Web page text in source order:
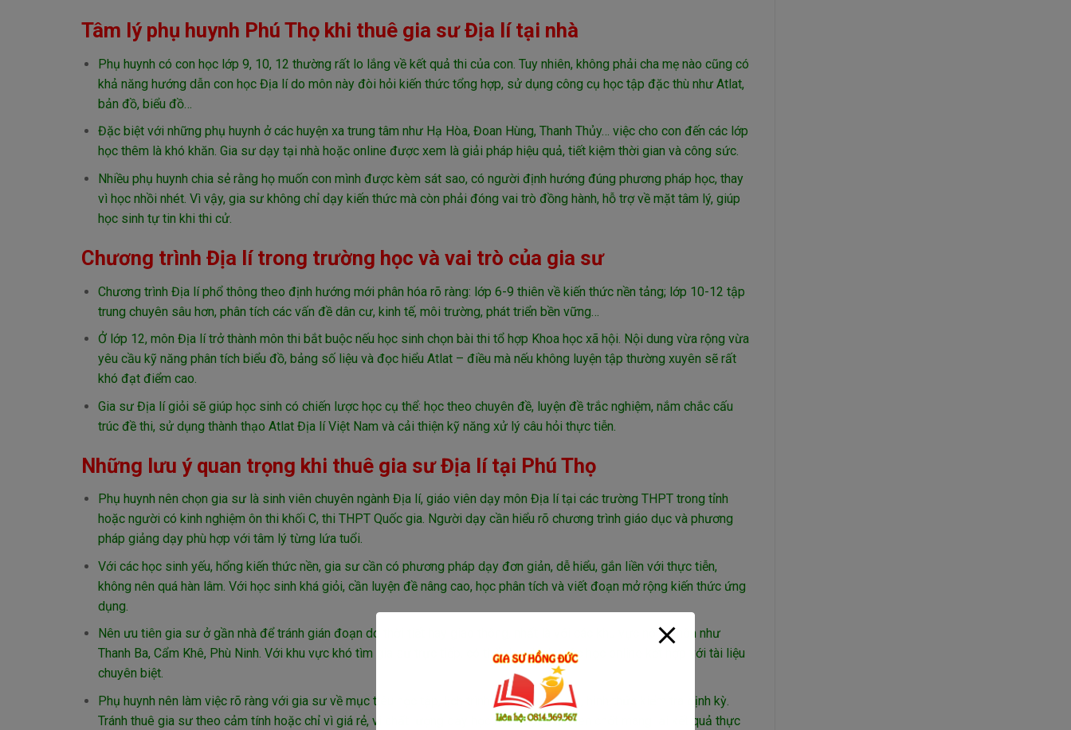
Tâm lý phụ huynh Phú Thọ khi thuê gia sư Địa lí tại nhà
Phụ huynh có con học lớp 9, 10, 12 thường rất lo lắng về kết quả thi của con. Tuy nhiên, không phải cha mẹ nào cũng có
khả năng hướng dẫn con học Địa lí do môn này đòi hỏi kiến thức tổng hợp, sử dụng công cụ học tập đặc thù như Atlat,
bản đồ, biểu đồ…
Đặc biệt với những phụ huynh ở các huyện xa trung tâm như Hạ Hòa, Đoan Hùng, Thanh Thủy… việc cho con đến các lớp
học thêm là khó khăn. Gia sư dạy tại nhà hoặc online được xem là giải pháp hiệu quả, tiết kiệm thời gian và công sức.
Nhiều phụ huynh chia sẻ rằng họ muốn con mình được kèm sát sao, có người định hướng đúng phương pháp học, thay
vì học nhồi nhét. Vì vậy, gia sư không chỉ dạy kiến thức mà còn phải đóng vai trò đồng hành, hỗ trợ về mặt tâm lý, giúp
học sinh tự tin khi thi cử.
Chương trình Địa lí trong trường học và vai trò của gia sư
Chương trình Địa lí phổ thông theo định hướng mới phân hóa rõ ràng: lớp 6-9 thiên về kiến thức nền tảng; lớp 10-12 tập
trung chuyên sâu hơn, phân tích các vấn đề dân cư, kinh tế, môi trường, phát triển bền vững…
Ở lớp 12, môn Địa lí trở thành môn thi bắt buộc nếu học sinh chọn bài thi tổ hợp Khoa học xã hội. Nội dung vừa rộng vừa
yêu cầu kỹ năng phân tích biểu đồ, bảng số liệu và đọc hiểu Atlat – điều mà nếu không luyện tập thường xuyên sẽ rất
khó đạt điểm cao.
Gia sư Địa lí giỏi sẽ giúp học sinh có chiến lược học cụ thể: học theo chuyên đề, luyện đề trắc nghiệm, nắm chắc cấu
trúc đề thi, sử dụng thành thạo Atlat Địa lí Việt Nam và cải thiện kỹ năng xử lý câu hỏi thực tiễn.
Những lưu ý quan trọng khi thuê gia sư Địa lí tại Phú Thọ
Phụ huynh nên chọn gia sư là sinh viên chuyên ngành Địa lí, giáo viên dạy môn Địa lí tại các trường THPT trong tỉnh
hoặc người có kinh nghiệm ôn thi khối C, thi THPT Quốc gia. Người dạy cần hiểu rõ chương trình giáo dục và phương
pháp giảng dạy phù hợp với tâm lý từng lứa tuổi.
Với các học sinh yếu, hổng kiến thức nền, gia sư cần có phương pháp dạy đơn giản, dễ hiểu, gắn liền với thực tiễn,
không nên quá hàn lâm. Với học sinh khá giỏi, cần luyện đề nâng cao, học phân tích và viết đoạn mở rộng kiến thức ứng
dụng.
Nên ưu tiên gia sư ở gần nhà để tránh gián đoạn do thời tiết hay giao thông, nhất là với các khu vực nông thôn như
Thanh Ba, Cẩm Khê, Phù Ninh. Với khu vực khó tìm gia sư trực tiếp, có thể chọn hình thức học online kết hợp với tài liệu
chuyên biệt.
Phụ huynh nên làm việc rõ ràng với gia sư về mục tiêu học tập, lịch trình, tài liệu sử dụng, hình thức kiểm tra định kỳ.
Tránh thuê gia sư theo cảm tính hoặc chỉ vì giá rẻ, vì chất lượng dạy học mới là yếu tố then chốt mang lại kết quả thực